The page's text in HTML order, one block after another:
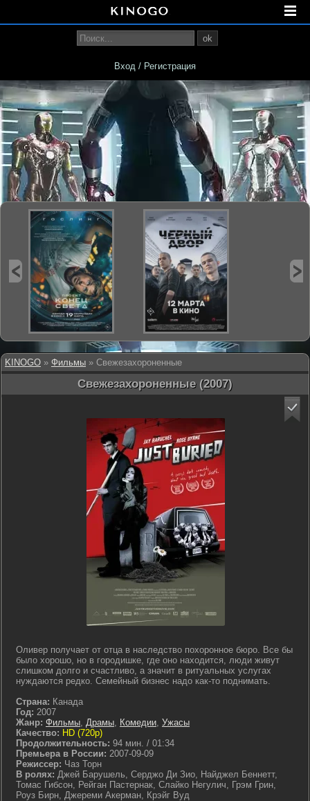
KINOGO » Фильмы » Свежезахороненные
Свежезахороненные (2007)
Оливер получает от отца в наследство похоронное бюро. Все бы
было хорошо, но в городишке, где оно находится, люди живут
слишком долго и счастливо, а значит в ритуальных услугах
нуждаются редко. Семейный бизнес надо как-то поднимать.
Страна: Канада
Год: 2007
Жанр: Фильмы, Драмы, Комедии, Ужасы
Качество: HD (720p)
Продолжительность: 94 мин. / 01:34
Премьера в России: 2007-09-09
Режиссер: Чаз Торн
В ролях: Джей Барушель, Серджо Ди Зио, Найджел Беннетт,
Томас Гибсон, Рейган Пастернак, Слайко Негулич, Грэм Грин,
Роуз Бирн, Джереми Акерман, Крэйг Вуд
ok
Вход / Регистрация